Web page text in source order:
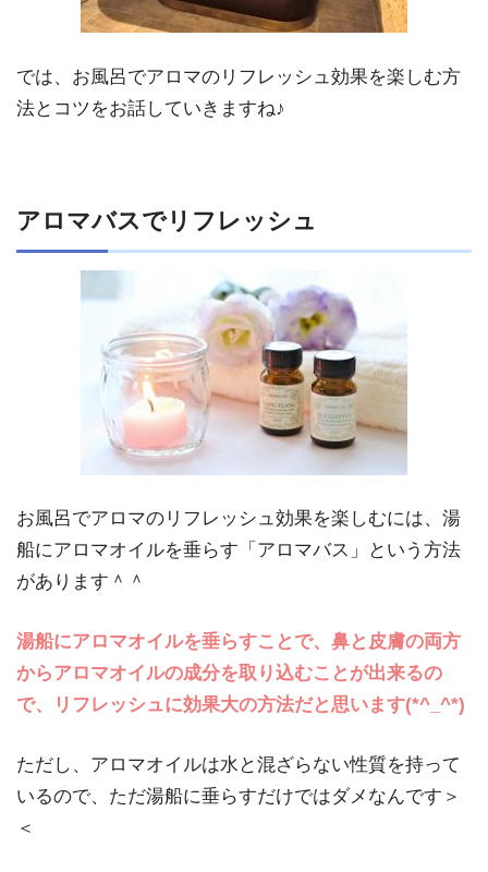
では、お風呂でアロマのリフレッシュ効果を楽しむ方
法とコツをお話していきますね♪
アロマバスでリフレッシュ
お風呂でアロマのリフレッシュ効果を楽しむには、湯
船にアロマオイルを垂らす「アロマバス」という方法
があります＾＾
湯船にアロマオイルを垂らすことで、鼻と皮膚の両方
からアロマオイルの成分を取り込むことが出来るの
で、リフレッシュに効果大の方法だと思います(*^_^*)
ただし、アロマオイルは水と混ざらない性質を持って
いるので、ただ湯船に垂らすだけではダメなんです＞
＜